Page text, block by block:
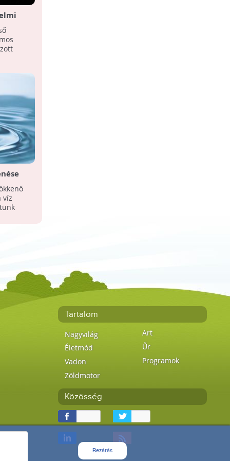
Bezárás
víz
Tartalom
Nagyvilág
Életmód
Vadon
Zöldmotor
Art
Űr
Programok
Közösség